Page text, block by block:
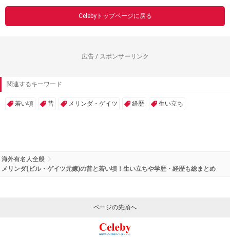
Celebyトップページに戻る
広告 / スポンサーリンク
関連するキーワード
若い頃 昔 メリンダ・ゲイツ 経歴 生い立ち
海外有名人全般
メリンダ(ビル・ゲイツ元嫁)の昔と若い頃！生い立ちや学歴・経歴も総まとめ
ページの先頭へ